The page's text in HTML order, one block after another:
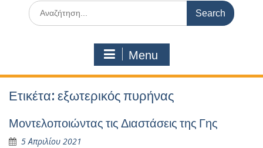
Search
for:
Menu
Ετικέτα: εξωτερικός πυρήνας
Μοντελοποιώντας τις Διαστάσεις της Γης
5 Απριλίου 2021